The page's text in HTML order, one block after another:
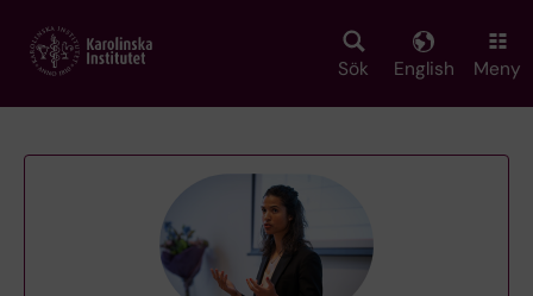
main
Sök English Meny